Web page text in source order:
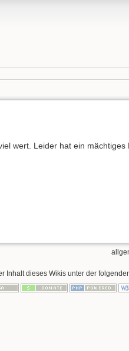
wert. Leider hat ein
Inhalt dieses Wikis unter der